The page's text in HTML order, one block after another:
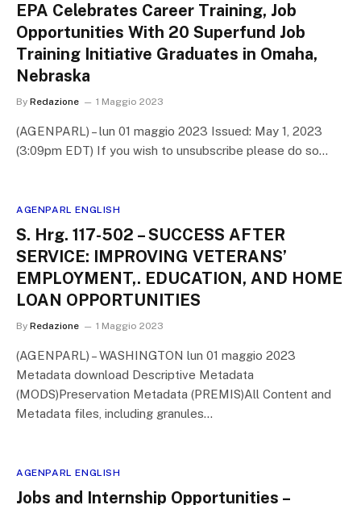
EPA Celebrates Career Training, Job
Opportunities With 20 Superfund Job
Training Initiative Graduates in Omaha,
Nebraska
By Redazione 1 Maggio 2023
(AGENPARL) – lun 01 maggio 2023 Issued: May 1, 2023
(3:09pm EDT) If you wish to unsubscribe please do so…
AGENPARL ENGLISH
S. Hrg. 117-502 – SUCCESS AFTER
SERVICE: IMPROVING VETERANS’
EMPLOYMENT,. EDUCATION, AND HOME
LOAN OPPORTUNITIES
By Redazione 1 Maggio 2023
(AGENPARL) – WASHINGTON lun 01 maggio 2023
Metadata download Descriptive Metadata
(MODS)Preservation Metadata (PREMIS)All Content and
Metadata files, including granules…
AGENPARL ENGLISH
Jobs and Internship Opportunities –